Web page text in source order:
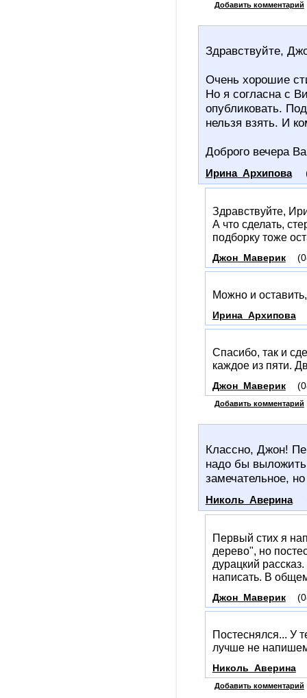
Добавить комментарий
Здравствуйте,
Очень хорошие
Но я согласна с
опубликовать.
нельзя взять. И
Доброго вечера
Ирина_Архипова
Здравствуйте,
А что сделать,
подборку тоже
Джон_Маверик
Можно и
Ирина_Архипова
Спасибо, так и
каждое из пяти.
Джон_Маверик
Добавить комментарий
Классно, Джон!
надо бы
замечательное,
Николь_Аверина
Первый стих я
дерево", но
дурацкий
написать. В
Джон_Маверик
Постеснялся... У
лучше не
Николь_Аверина
Добавить комментарий